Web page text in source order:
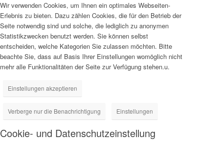
Wir verwenden Cookies, um Ihnen ein optimales Webseiten-
Erlebnis zu bieten. Dazu zählen Cookies, die für den Betrieb der
Seite notwendig sind und solche, die lediglich zu anonymen
Statistikzwecken benutzt werden. Sie können selbst
entscheiden, welche Kategorien Sie zulassen möchten. Bitte
beachte Sie, dass auf Basis Ihrer Einstellungen womöglich nicht
mehr alle Funktionalitäten der Seite zur Verfügung stehen.u.
Einstellungen akzeptieren
Verberge nur die Benachrichtigung Einstellungen
Cookie- und Datenschutzeinstellung